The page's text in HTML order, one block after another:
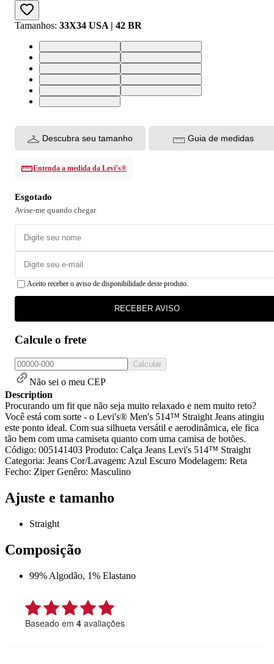
Tamanhos: 33X34 USA | 42 BR
33X34 USA | 42 BR38X34 USA | 48 BR
34X34 USA | 44 BR36X34 USA | 46 BR
40X34 USA | 50 BR30X34 USA | 38 BR
28X34 USA | 36 BR42X34 USA | 52 BR
32X34 USA | 40 BR44X34 USA | 54 BR
31X34 USA | 39 BR
Descubra seu tamanho Guia de medidas
Entenda a medida da Levi’s®
Esgotado
Avise-me quando chegar
Aceito receber o aviso de disponibilidade deste produto.
RECEBER AVISO
Calcule o frete
Calcular
Não sei o meu CEP
Description
Procurando um fit que não seja muito relaxado e nem muito reto?
Você está com sorte - o Levi's® Men's 514™ Straight Jeans atingiu
este ponto ideal. Com sua silhueta versátil e aerodinâmica, ele fica
tão bem com uma camiseta quanto com uma camisa de botões.
Código: 005141403 Produto: Calça Jeans Levi's 514™ Straight
Categoria: Jeans Cor/Lavagem: Azul Escuro Modelagem: Reta
Fecho: Ziper Genêro: Masculino
Ajuste e tamanho
Straight
Composição
99% Algodão, 1% Elastano
Baseado em 4 avaliações